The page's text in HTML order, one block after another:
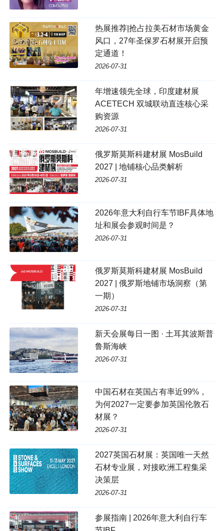
热展推荐|抢占拉美石材市场黄金
风口，27年圣保罗石材展开启预
定通道！
2026-07-31
年增速领先全球，印度建材展
ACETECH 双城联动直连核心采
购资源
2026-07-31
俄罗斯莫斯科建材展 MosBuild
2027 | 地铺核心品类解析
2026-07-31
2026年意大利自行车节IBF具体地
址和展会参观时间是？
2026-07-31
俄罗斯莫斯科建材展 MosBuild
2027 | 俄罗斯地铺市场洞察（第
一期）
2026-07-31
新天会展每日一图 · 土耳其波斯普
鲁斯海峡
2026-07-31
中国石材在英国占有率近99%，
为何2027一定要参加英国伦敦石
材展？
2026-07-31
2027英国石材展：英国唯一天然
石材专业展，对接欧洲工程集采
决策层
2026-07-31
参展指南 | 2026年意大利自行车